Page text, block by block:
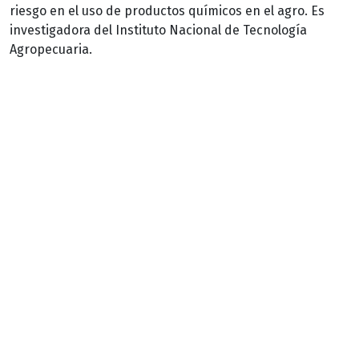
riesgo en el uso de productos químicos en el agro. Es
investigadora del Instituto Nacional de Tecnología
Agropecuaria.